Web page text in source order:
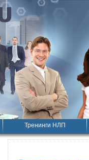
Тренинги НЛП